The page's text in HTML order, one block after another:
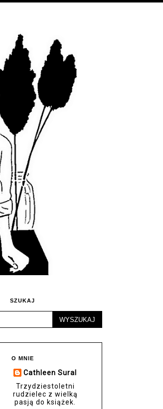
SZUKAJ
O MNIE
Cathleen Sural
Trzydziestoletni
rudzielec z wielką
pasją do książek.